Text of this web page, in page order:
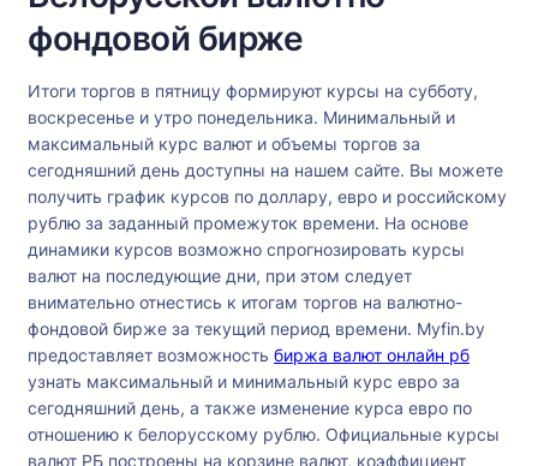
фондовой бирже
Итоги торгов в пятницу формируют курсы на субботу,
воскресенье и утро понедельника. Минимальный и
максимальный курс валют и объемы торгов за
сегодняшний день доступны на нашем сайте. Вы можете
получить график курсов по доллару, евро и российскому
рублю за заданный промежуток времени. На основе
динамики курсов возможно спрогнозировать курсы
валют на последующие дни, при этом следует
внимательно отнестись к итогам торгов на валютно-
фондовой бирже за текущий период времени. Myfin.by
предоставляет возможность биржа валют онлайн рб
узнать максимальный и минимальный курс евро за
сегодняшний день, а также изменение курса евро по
отношению к белорусскому рублю. Официальные курсы
валют РБ построены на корзине валют, коэффициент